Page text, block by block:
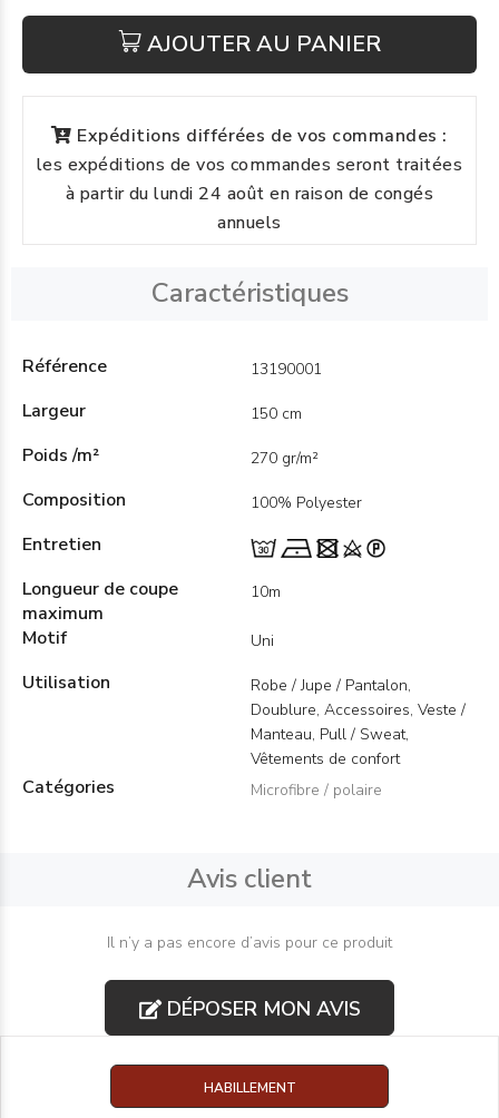
AJOUTER AU PANIER
Expéditions différées de vos commandes :
les expéditions de vos commandes seront traitées
à partir du lundi 24 août en raison de congés
annuels
Caractéristiques
Référence 13190001
Largeur 150 cm
Poids /m² 270 gr/m²
Composition 100% Polyester
Entretien
Longueur de coupe
maximum
10m
Motif Uni
Utilisation
Robe / Jupe / Pantalon,
Doublure, Accessoires, Veste /
Manteau, Pull / Sweat,
Vêtements de confort
Catégories Microfibre / polaire
Avis client
Il n’y a pas encore d’avis pour ce produit
DÉPOSER MON AVIS
HABILLEMENT